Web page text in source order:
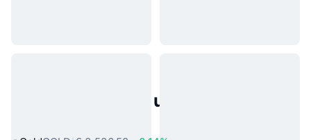
Populaire activa uit de echte